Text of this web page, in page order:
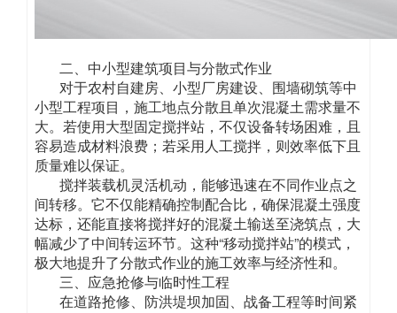
二、中小型建筑项目与分散式作业
对于农村自建房、小型厂房建设、围墙砌筑等中
小型工程项目，施工地点分散且单次混凝土需求量不
大。若使用大型固定搅拌站，不仅设备转场困难，且
容易造成材料浪费；若采用人工搅拌，则效率低下且
质量难以保证。
搅拌装载机灵活机动，能够迅速在不同作业点之
间转移。它不仅能精确控制配合比，确保混凝土强度
达标，还能直接将搅拌好的混凝土输送至浇筑点，大
幅减少了中间转运环节。这种“移动搅拌站”的模式，
极大地提升了分散式作业的施工效率与经济性和。
三、应急抢修与临时性工程
在道路抢修、防洪堤坝加固、战备工程等时间紧